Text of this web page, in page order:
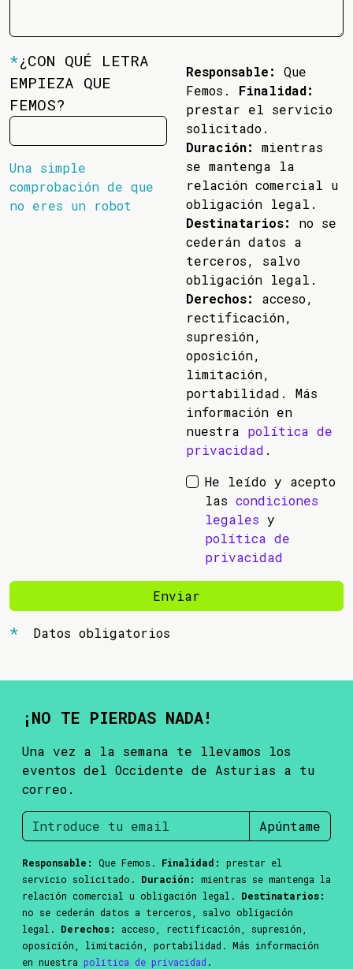
*¿CON QUÉ LETRA
EMPIEZA QUE
FEMOS?
Una simple
comprobación de que
no eres un robot
Responsable:
Que
Femos. Finalidad:
prestar el servicio
solicitado.
Duración:
mientras
se mantenga la
relación comercial u
obligación legal.
Destinatarios:
no se
cederán datos a
terceros, salvo
obligación legal.
Derechos:
acceso,
rectificación,
supresión,
oposición,
limitación,
portabilidad. Más
información en
nuestra política de
privacidad .
He leído y acepto
las condiciones
legales y
política de
privacidad
Enviar
Datos obligatorios
¡NO TE PIERDAS NADA!
Una vez a la semana te llevamos los
eventos del Occidente de Asturias a tu
correo.
Apúntame
Responsable: Que Femos. Finalidad:
prestar el
servicio solicitado. Duración:
mientras se mantenga la
relación comercial u obligación legal. Destinatarios:
no se cederán datos a terceros, salvo obligación
legal. Derechos:
acceso, rectificación, supresión,
oposición, limitación, portabilidad. Más información
en nuestra política de privacidad .